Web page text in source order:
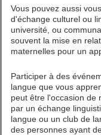
Vous pouvez aussi
d'échange culturel ou
université, ou
souvent la mise en
maternelles pour un
Participer à des
langue que vous
peut être l'occasion de
par un échange
langue ou un club de
des personnes ayant